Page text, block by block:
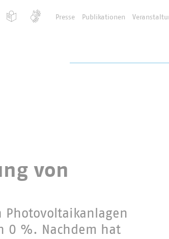
Presse Publikationen
von
0 %. Nachdem hat